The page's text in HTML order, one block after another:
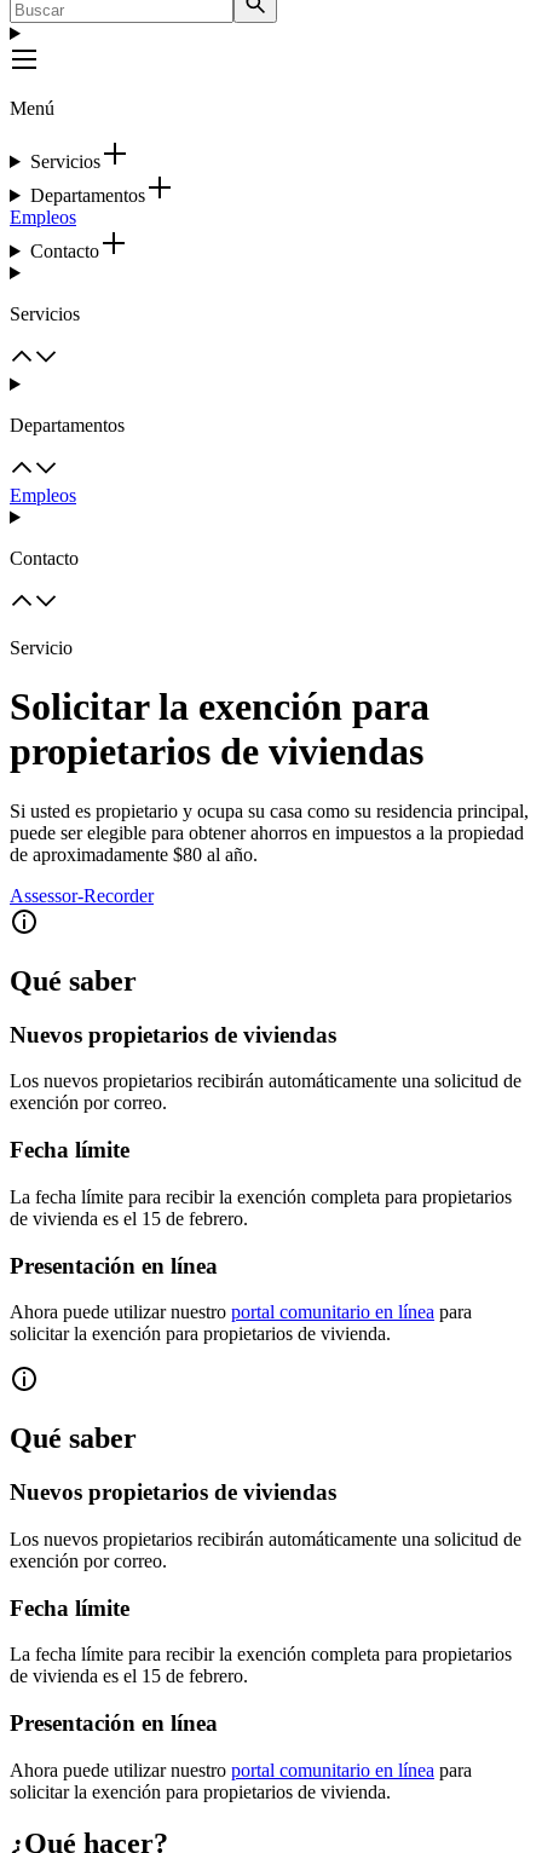
Menú
Servicios
Departamentos
Empleos
Contacto
Servicios
Departamentos
Empleos
Contacto
Servicio
Solicitar la exención para
propietarios de viviendas
Si usted es propietario y ocupa su casa como su residencia principal,
puede ser elegible para obtener ahorros en impuestos a la propiedad
de aproximadamente $80 al año.
Assessor-Recorder
Qué saber
Nuevos propietarios de viviendas
Los nuevos propietarios recibirán automáticamente una solicitud de
exención por correo.
Fecha límite
La fecha límite para recibir la exención completa para propietarios
de vivienda es el 15 de febrero.
Presentación en línea
Ahora puede utilizar nuestro portal comunitario en línea para
solicitar la exención para propietarios de vivienda.
Qué saber
Nuevos propietarios de viviendas
Los nuevos propietarios recibirán automáticamente una solicitud de
exención por correo.
Fecha límite
La fecha límite para recibir la exención completa para propietarios
de vivienda es el 15 de febrero.
Presentación en línea
Ahora puede utilizar nuestro portal comunitario en línea para
solicitar la exención para propietarios de vivienda.
¿Qué hacer?